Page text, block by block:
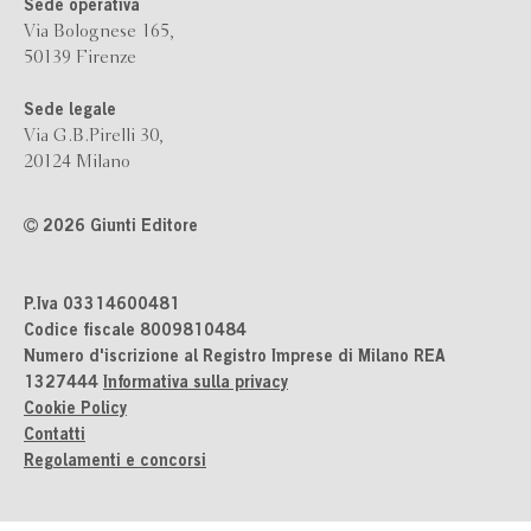
Sede operativa
Via Bolognese 165,
50139 Firenze
Sede legale
Via G.B.Pirelli 30,
20124 Milano
2026 Giunti Editore
P.Iva 03314600481
Codice fiscale 8009810484
Numero d'iscrizione al Registro Imprese di Milano REA
1327444 Informativa sulla privacy
Cookie Policy
Contatti
Regolamenti e concorsi